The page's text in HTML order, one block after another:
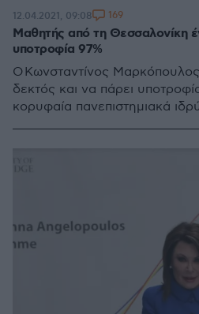
Μαθητής από τη Θεσσαλονίκη
υποτροφία 97%
Ο Κωνσταντίνος
δεκτός και να πάρει
κορυφαία πανεπιστημιακά
12.04.2021, 09:08 169